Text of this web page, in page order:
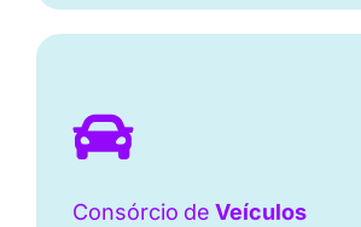
Consórcio de Veículos